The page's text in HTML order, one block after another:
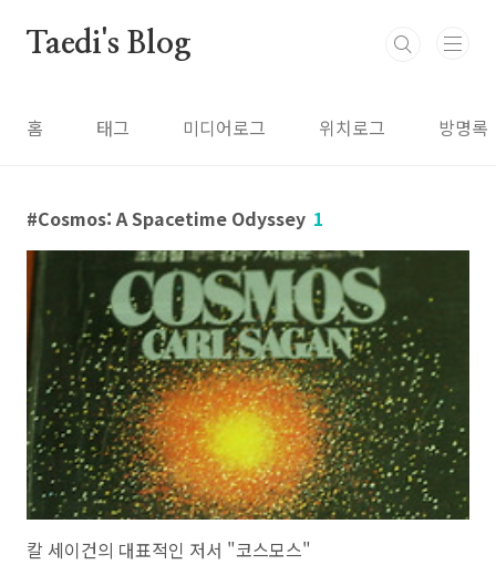
Taedi's Blog
홈 태그 미디어로그 위치로그 방명록
Cosmos: A Spacetime Odyssey 1
칼 세이건의 대표적인 저서 "코스모스"